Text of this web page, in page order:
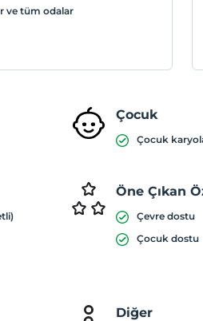
ve tüm odalar
Çocuk
Çocuk
Öne Çıkan
Çevre dostu
Çocuk dostu
Diğer